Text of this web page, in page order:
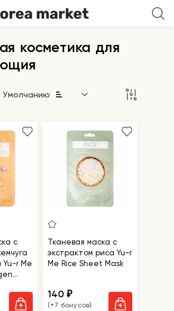
косметика для
Умолчанию
с
Yu-r Me
Тканевая маска с
экстрактом риса Yu-r
Me Rice Sheet Mask
140₽
(+7 бонусов)